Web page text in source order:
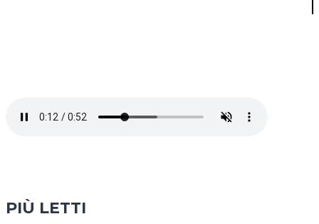
PIÙ LETTI